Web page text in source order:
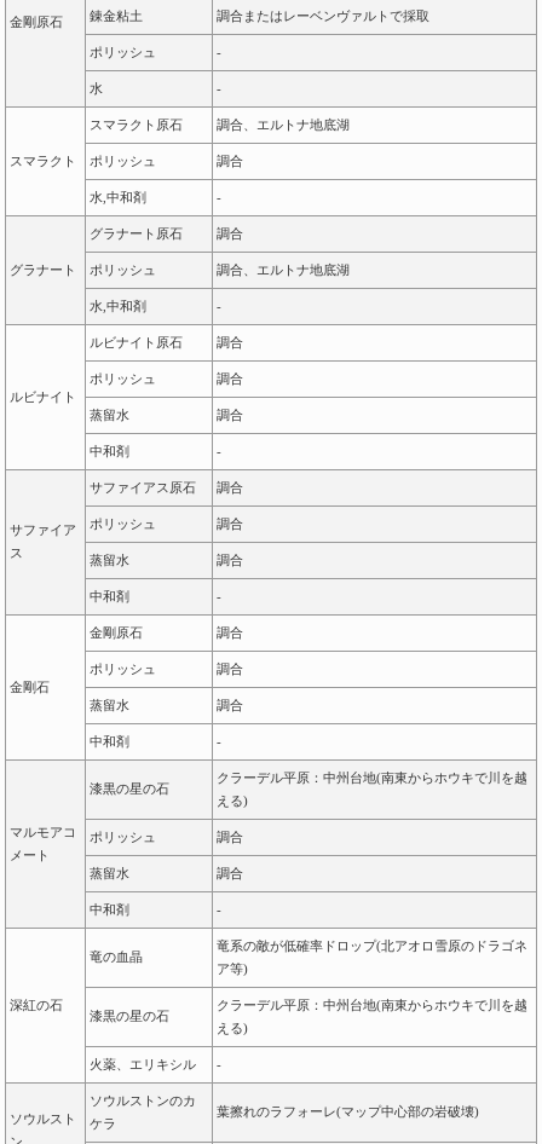
金剛原石 錬金粘土 調合またはレーベンヴァルトで採取
ポリッシュ -
水 -
スマラクト
スマラクト原石 調合、エルトナ地底湖
ポリッシュ 調合
水,中和剤 -
グラナート
グラナート原石 調合
ポリッシュ 調合、エルトナ地底湖
水,中和剤 -
ルビナイト
ルビナイト原石 調合
ポリッシュ 調合
蒸留水 調合
中和剤 -
サファイア
ス
サファイアス原石 調合
ポリッシュ 調合
蒸留水 調合
中和剤 -
金剛石
金剛原石 調合
ポリッシュ 調合
蒸留水 調合
中和剤 -
マルモアコ
メート
漆黒の星の石
クラーデル平原：中州台地(南東からホウキで川を越
える)
ポリッシュ 調合
蒸留水 調合
中和剤 -
深紅の石
竜の血晶
竜系の敵が低確率ドロップ(北アオロ雪原のドラゴネ
ア等)
漆黒の星の石
クラーデル平原：中州台地(南東からホウキで川を越
える)
火薬、エリキシル -
ソウルスト
ソウルストンのカ
ケラ
葉擦れのラフォーレ(マップ中心部の岩破壊)